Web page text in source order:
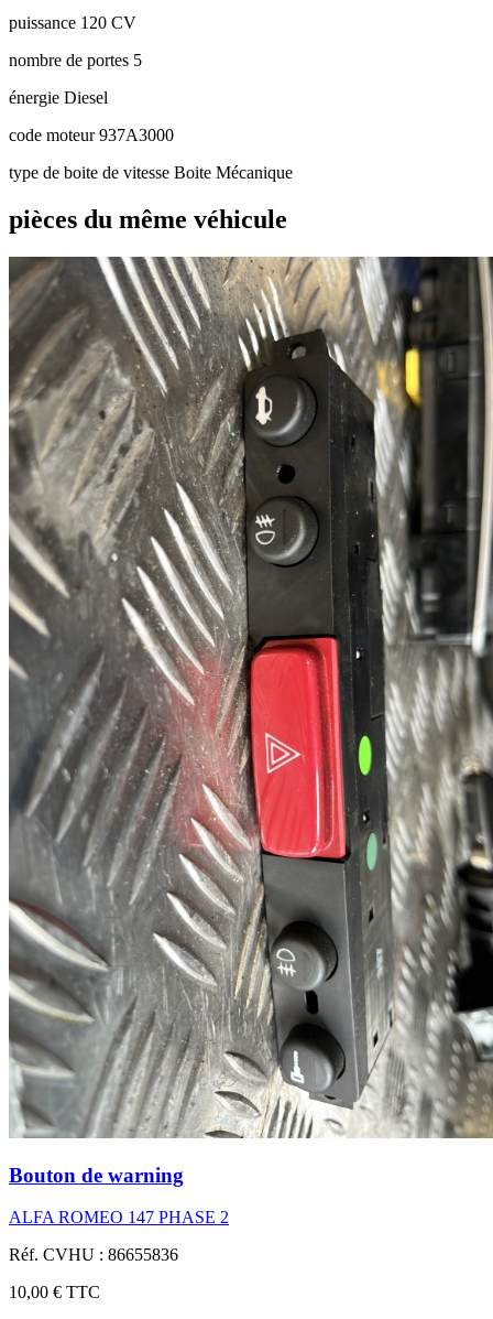
puissance 120 CV
nombre de portes 5
énergie Diesel
code moteur937A3000
type de boite de vitesse Boite Mécanique
pièces du même véhicule
Bouton de warning
ALFA ROMEO 147 PHASE 2
Réf. CVHU : 86655836
10,00 € TTC